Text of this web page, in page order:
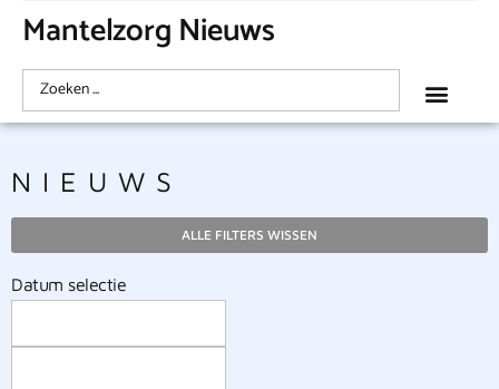
Mantelzorg Nieuws
NIEUWS
ALLE FILTERS WISSEN
Datum selectie